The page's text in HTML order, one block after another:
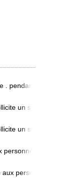
pendant la crise qui a
un soutien financier
un soutien financier
en situation
personnes en